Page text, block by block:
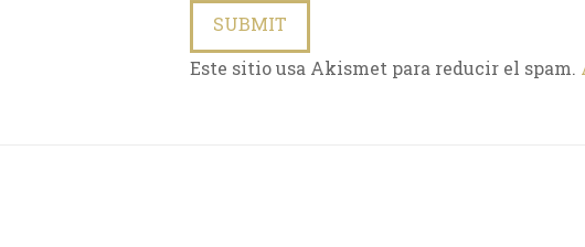
Este sitio usa Akismet para reducir el spam.